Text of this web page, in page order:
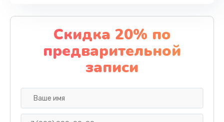
Скидка 20% по
предварительной
записи